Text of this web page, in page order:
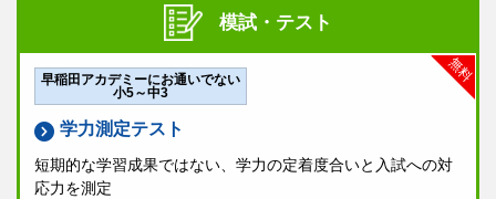
模試・テスト
無料
早稲田アカデミーにお通いでない
小5～中3
学力測定テスト
短期的な学習成果ではない、学力の定着度合いと入試への対
応力を測定